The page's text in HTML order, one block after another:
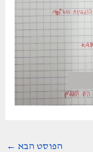
הפוסט הבא ←